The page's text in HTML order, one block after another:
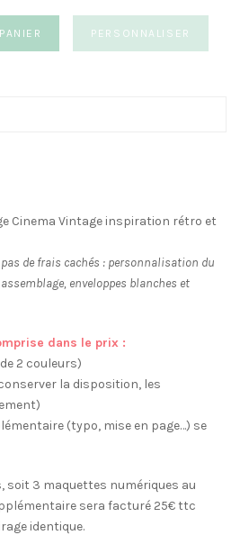
PERSONNALISER
Cinema Vintage inspiration rétro et
de frais cachés : personnalisation du
enveloppes blanches et
dans le prix :
2 couleurs)
la disposition, les
(typo, mise en page…) se
soit 3 maquettes numériques au
sera facturé 25€ ttc
identique.